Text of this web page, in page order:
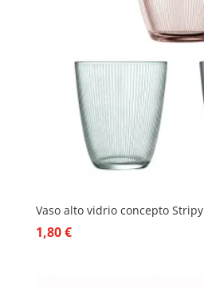
Vaso alto vidrio concepto Stripy
1,80€